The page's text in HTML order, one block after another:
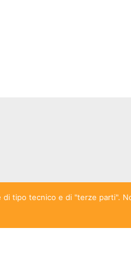
tipo tecnico e di "terze parti".